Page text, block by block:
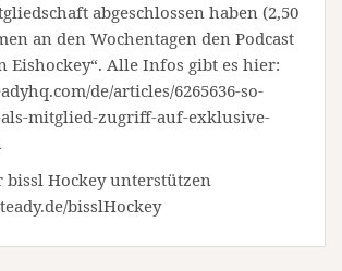
abgeschlossen haben (2,50
an den Wochentagen den Podcast
Eishockey“. Alle Infos gibt es hier:
de/articles/6265636-so-
mitglied-zugriff-auf-exklusive-
Hockey unterstützen
bisslHockey